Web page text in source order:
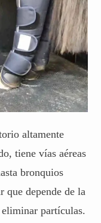
altamente
tiene vías aéreas
bronquios
que depende de la
partículas.